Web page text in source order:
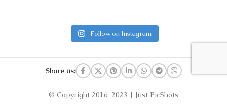
Follow on Instagram
Share us:
© Copyright 2016-2023 | Just PicShots